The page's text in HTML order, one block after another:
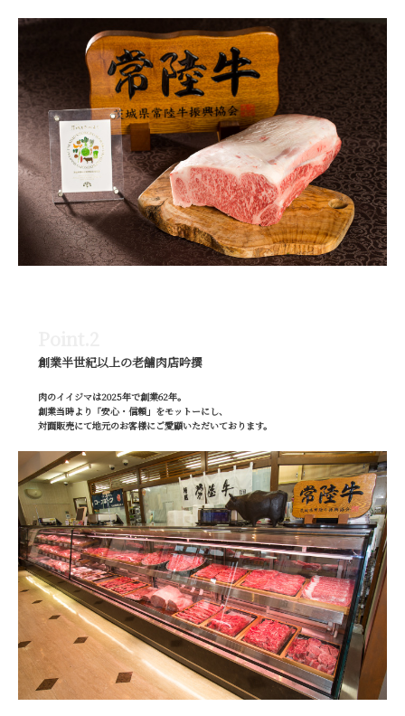
創業半世紀以上の老舗肉店吟撰
肉のイイジマは2025年で創業62年。
創業当時より「安心・信頼」をモットーにし、
対面販売にて地元のお客様にご愛顧いただいております。